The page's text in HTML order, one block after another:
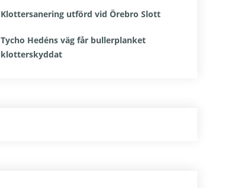
Klottersanering utförd vid Örebro Slott
Tycho Hedéns väg får bullerplanket
klotterskyddat